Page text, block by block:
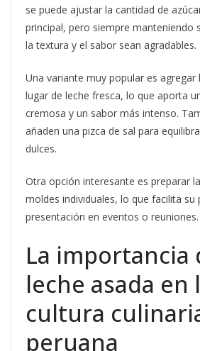
se puede ajustar la cantidad de
principal, pero siempre manteniendo
la textura y el sabor sean agradables.
Una variante muy popular es agregar
lugar de leche fresca, lo que aporta
cremosa y un sabor más intenso.
añaden una pizca de sal para
dulces.
Otra opción interesante es preparar
moldes individuales, lo que facilita su
presentación en eventos o reuniones.
La importancia
leche asada en
cultura
peruana